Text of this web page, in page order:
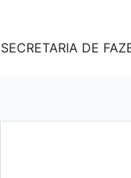
SECRETARIA DE